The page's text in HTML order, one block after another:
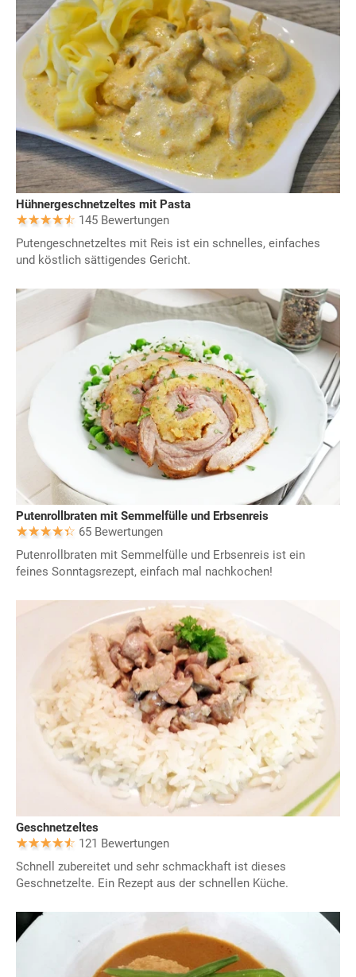
Hühnergeschnetzeltes mit Pasta
145 Bewertungen
Putengeschnetzeltes mit Reis ist ein schnelles, einfaches
und köstlich sättigendes Gericht.
Putenrollbraten mit Semmelfülle und Erbsenreis
65 Bewertungen
Putenrollbraten mit Semmelfülle und Erbsenreis ist ein
feines Sonntagsrezept, einfach mal nachkochen!
Geschnetzeltes
121 Bewertungen
Schnell zubereitet und sehr schmackhaft ist dieses
Geschnetzelte. Ein Rezept aus der schnellen Küche.